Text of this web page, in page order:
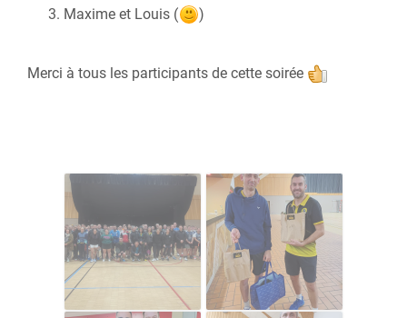
Maxime et Louis (
)
Merci à tous les participants de cette soirée